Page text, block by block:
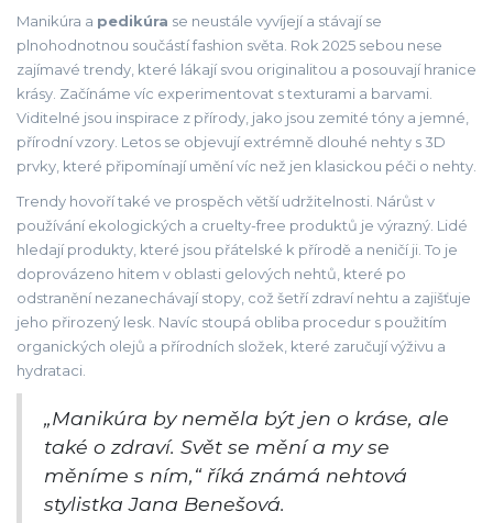
Manikúra a pedikúra se neustále vyvíjejí a stávají se
plnohodnotnou součástí fashion světa. Rok 2025 sebou nese
zajímavé trendy, které lákají svou originalitou a posouvají hranice
krásy. Začínáme víc experimentovat s texturami a barvami.
Viditelné jsou inspirace z přírody, jako jsou zemité tóny a jemné,
přírodní vzory. Letos se objevují extrémně dlouhé nehty s 3D
prvky, které připomínají umění víc než jen klasickou péči o nehty.
Trendy hovoří také ve prospěch větší udržitelnosti. Nárůst v
používání ekologických a cruelty-free produktů je výrazný. Lidé
hledají produkty, které jsou přátelské k přírodě a neničí ji. To je
doprovázeno hitem v oblasti gelových nehtů, které po
odstranění nezanechávají stopy, což šetří zdraví nehtu a zajišťuje
jeho přirozený lesk. Navíc stoupá obliba procedur s použitím
organických olejů a přírodních složek, které zaručují výživu a
hydrataci.
„Manikúra by neměla být jen o kráse, ale
také o zdraví. Svět se mění a my se
měníme s ním,“ říká známá nehtová
stylistka Jana Benešová.